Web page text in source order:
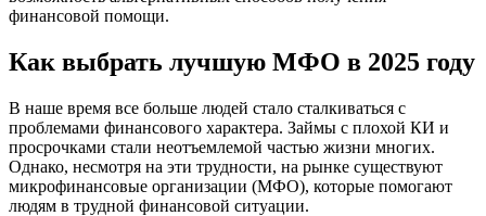
финансовой помощи.
Как выбрать лучшую МФО в 2025 году
В наше время все больше людей стало сталкиваться с
проблемами финансового характера. Займы с плохой КИ и
просрочками стали неотъемлемой частью жизни многих.
Однако, несмотря на эти трудности, на рынке существуют
микрофинансовые организации (МФО), которые помогают
людям в трудной финансовой ситуации.